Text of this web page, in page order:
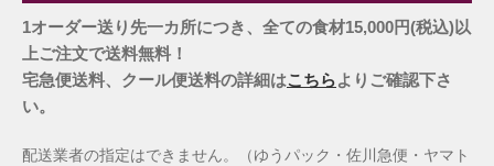
1オーダー送り先一カ所につき、全ての食材15,000円(税込)以
上ご注文で送料無料！
宅急便送料、クール便送料の詳細はこちらよりご確認下さ
い。
配送業者の指定はできません。（ゆうパック・佐川急便・ヤマト